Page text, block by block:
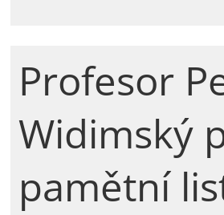
Profesor
Widimský
pamětní